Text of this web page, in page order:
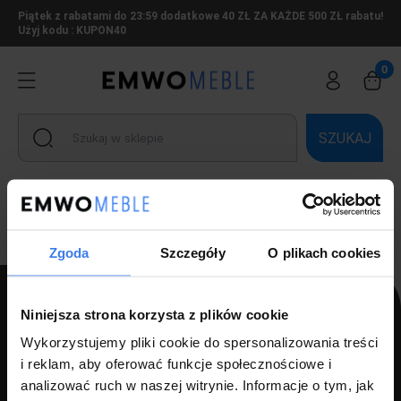
Zgoda Szczegóły O plikach cookies
Niniejsza strona korzysta z plików cookie
Wykorzystujemy pliki cookie do spersonalizowania treści
i reklam, aby oferować funkcje społecznościowe i
analizować ruch w naszej witrynie. Informacje o tym, jak
Piątek z rabatami do 23:59 dodatkowe 40 ZŁ ZA KAŻDE 500 ZŁ rabatu!
Użyj kodu : KUPON40
SZUKAJ
Ten produkt jest niedostępny.
PPH LUZ s.c Szlagor Marek Szlagor Wojciech
ul. Kołłątaja 8,